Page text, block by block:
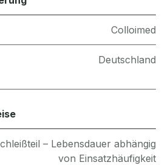
Colloimed
Deutschland
– Lebensdauer abhängig
von Einsatzhäufigkeit